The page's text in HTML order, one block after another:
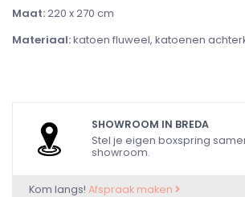
Maat:220 x 270 cm
Materiaal:katoen fluweel, katoenen
SHOWROOM IN BREDA
Stel je eigen boxspring
showroom.
Kom langs! Afspraak maken